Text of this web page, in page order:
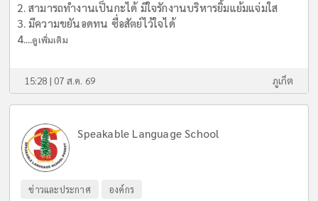
2. สามารถทำงานเป็นกะได้ มีใจรักงานบริหารยิ้มแย้มแจ่มใส
3. มีความขยันอดทน ซื่อสัตย์ไว้ใจได้
4....ดูเพิ่มเติม
15:28 | 07 ส.ค. 69 ภูเก็ต
Speakable Language School
ข่าวและประกาศ องค์กร